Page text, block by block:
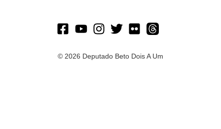
© 2026 Deputado Beto Dois A Um